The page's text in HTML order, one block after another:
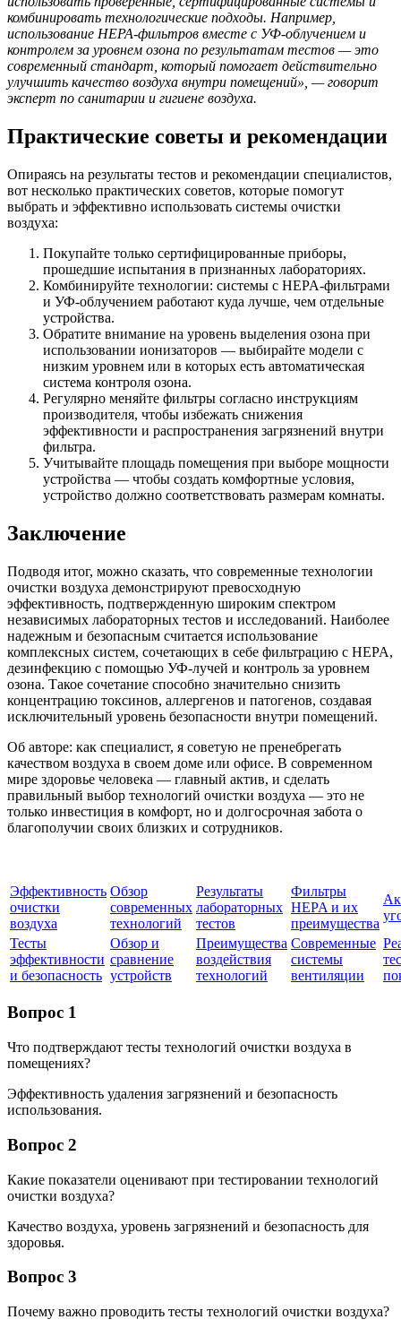
комбинировать технологические подходы. Например,
использование HEPA-фильтров вместе с УФ-облучением и
контролем за уровнем озона по результатам тестов — это
современный стандарт, который помогает действительно
улучшить качество воздуха внутри помещений», — говорит
эксперт по санитарии и гигиене воздуха.
Практические советы и рекомендации
Опираясь на результаты тестов и рекомендации специалистов,
вот несколько практических советов, которые помогут
выбрать и эффективно использовать системы очистки
воздуха:
Покупайте только сертифицированные приборы,
прошедшие испытания в признанных лабораториях.
Комбинируйте технологии: системы с HEPA-фильтрами
и УФ-облучением работают куда лучше, чем отдельные
устройства.
Обратите внимание на уровень выделения озона при
использовании ионизаторов — выбирайте модели с
низким уровнем или в которых есть автоматическая
система контроля озона.
Регулярно меняйте фильтры согласно инструкциям
производителя, чтобы избежать снижения
эффективности и распространения загрязнений внутри
фильтра.
Учитывайте площадь помещения при выборе мощности
устройства — чтобы создать комфортные условия,
устройство должно соответствовать размерам комнаты.
Заключение
Подводя итог, можно сказать, что современные технологии
очистки воздуха демонстрируют превосходную
эффективность, подтвержденную широким спектром
независимых лабораторных тестов и исследований. Наиболее
надежным и безопасным считается использование
комплексных систем, сочетающих в себе фильтрацию с HEPA,
дезинфекцию с помощью УФ-лучей и контроль за уровнем
озона. Такое сочетание способно значительно снизить
концентрацию токсинов, аллергенов и патогенов, создавая
исключительный уровень безопасности внутри помещений.
Об авторе: как специалист, я советую не пренебрегать
качеством воздуха в своем доме или офисе. В современном
мире здоровье человека — главный актив, и сделать
правильный выбор технологий очистки воздуха — это не
только инвестиция в комфорт, но и долгосрочная забота о
благополучии своих близких и сотрудников.
Эффективность
очистки
воздуха
Обзор
современных
технологий
Результаты
лабораторных
тестов
Фильтры
HEPA и их
преимущества
Тесты
эффективности
и безопасность
Обзор и
сравнение
устройств
Преимущества
воздействия
технологий
Современные
системы
вентиляции
Вопрос 1
Что подтверждают тесты технологий очистки воздуха в
помещениях?
Эффективность удаления загрязнений и безопасность
использования.
Вопрос 2
Какие показатели оценивают при тестировании технологий
очистки воздуха?
Качество воздуха, уровень загрязнений и безопасность для
здоровья.
Вопрос 3
Почему важно проводить тесты технологий очистки воздуха?